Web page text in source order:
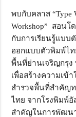
พบกับคลาส “Type
Workshop” สอนโด
กับการเรียนรู้แบบ
ออกแบบตัวพิมพ์ไ
พื้นที่ย่านเจริญกรุง
เพื่อสร้างความเข้
สำรวจพื้นที่สำคัญ
ไทย จากโรงพิมพ์
สำคัญในการพัฒน